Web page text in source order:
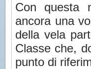
Con questa
ancora una
della vela
Classe che,
punto di